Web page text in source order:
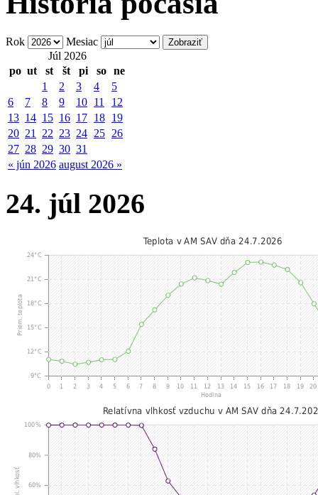
Rok
Mesiac
Júl 2026
po ut st št pi so ne
« jún 2026 august 2026 »
1 2 3 4
5
6
7 8 9 10 11
12
13 14 15 16 17 18 19
20 21 22 23 24 25 26
27 28 29 30 31
24. júl 2026